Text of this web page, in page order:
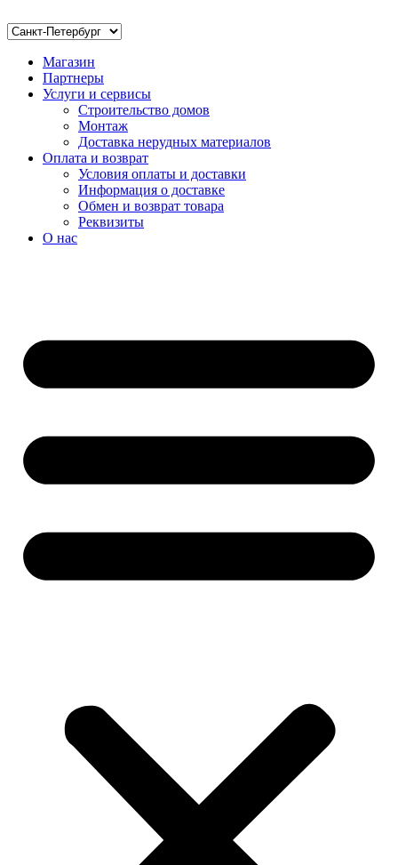
Магазин
Партнеры
Услуги и сервисы
Строительство домов
Монтаж
Доставка нерудных материалов
Оплата и возврат
Условия оплаты и доставки
Информация о доставке
Обмен и возврат товара
Реквизиты
О нас